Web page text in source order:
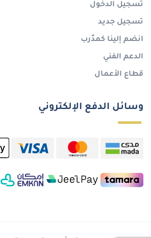
تسجيل الدخول
تسجيل جديد
انضم إلينا كمدٌرب
الدعم الفني
قطاع الأعمال
وسائل الدفع الإلكتروني